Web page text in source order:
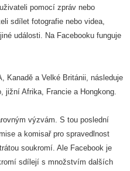
pomocí zpráv nebo
sdílet fotografie nebo videa,
události. Na Facebooku funguje
Kanadě a Velké Británii, následuje
jižní Afrika, Francie a Hongkong.
výzvám. S tou poslední
a komisař pro spravedlnost
soukromí. Ale Facebook je
sdílejí s množstvím dalších